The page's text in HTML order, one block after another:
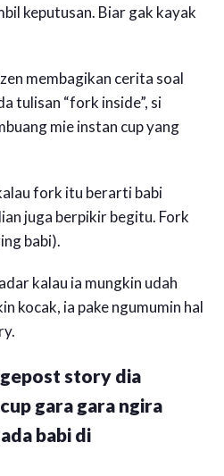
keputusan. Biar gak kayak
membagikan cerita soal
tulisan “fork inside”, si
mie instan cup yang
fork itu berarti babi
juga berpikir begitu. Fork
babi).
kalau ia mungkin udah
kocak, ia pake ngumumin hal
story dia
gara gara ngira
babi di